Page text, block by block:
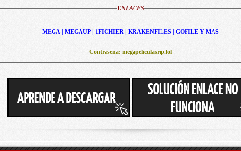
ENLACES
MEGA | MEGAUP | 1FICHIER | KRAKENFILES | GOFILE Y MAS
Contraseña: megapeliculasrip.lol